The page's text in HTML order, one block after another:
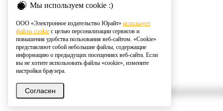
Мы используем cookie :)
ООО «Электронное издательство Юрайт» использует
файлы cookie с целью персонализации сервисов и
повышения удобства пользования веб-сайтом. «Cookie»
представляют собой небольшие файлы, содержащие
информацию о предыдущих посещениях веб-сайта. Если
вы не хотите использовать файлы «cookie», измените
настройки браузера.
Согласен